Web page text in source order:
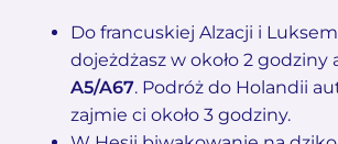
Do francuskiej Alzacji i
dojeżdżasz w około 2
A5/A67. Podróż do Holandii
zajmie ci około 3 godziny.